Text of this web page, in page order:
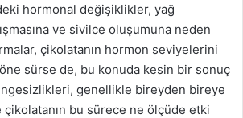
hormonal değişiklikler, yağ
ve sivilce oluşumuna neden
çikolatanın hormon seviyelerini
sürse de, bu konuda kesin bir sonuç
genellikle bireyden bireye
çikolatanın bu sürece ne ölçüde etki